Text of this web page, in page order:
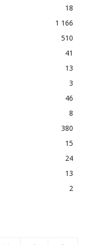
18
1 166
510
41
13
3
46
8
380
15
24
13
2